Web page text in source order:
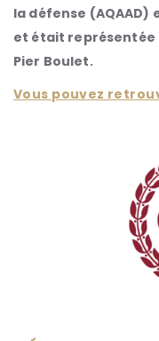
la défense
et était représentée
Pier Boulet.
Vous pouvez